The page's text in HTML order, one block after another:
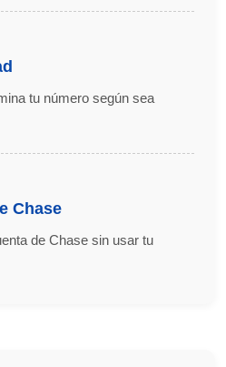
tu número según sea
Chase
de Chase sin usar tu